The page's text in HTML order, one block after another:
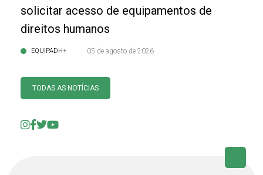
solicitar acesso de equipamentos de
direitos humanos
EQUIPADH+ 05 de agosto de 2026
TODAS AS NOTÍCIAS